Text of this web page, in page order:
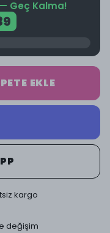
Geç Kalma!
EKLE
kargo
değişim